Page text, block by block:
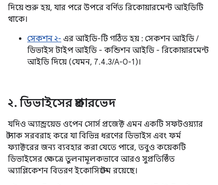
দিয়ে শুরু হয়, যার পরে উপরে বর্ণিত রিকোয়ারমেন্ট আইডিটি
থাকে।
সেকশন ২- এর আইডি-টি গঠিত হয় : সেকশন আইডি /
ডিভাইস টাইপ আইডি - কন্ডিশন আইডি - রিকোয়ারমেন্ট
আইডি দিয়ে (যেমন, 7.4.3/A-0-1)।
২. ডিভাইসের প্রকারভেদ
যদিও অ্যান্ড্রয়েড ওপেন সোর্স প্রজেক্ট এমন একটি সফটওয়্যার
স্ট্যাক সরবরাহ করে যা বিভিন্ন ধরণের ডিভাইস এবং ফর্ম
ফ্যাক্টরের জন্য ব্যবহার করা যেতে পারে, তবুও কয়েকটি
ডিভাইসের ক্ষেত্রে তুলনামূলকভাবে আরও সুপ্রতিষ্ঠিত
অ্যাপ্লিকেশন বিতরণ ইকোসিস্টেম রয়েছে।